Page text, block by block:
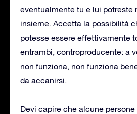
eventualmente tu e lui potreste
insieme. Accetta la possibilità
potesse essere effettivamente
entrambi, controproducente: a
non funziona, non funziona
da accanirsi.
Devi capire che alcune persone